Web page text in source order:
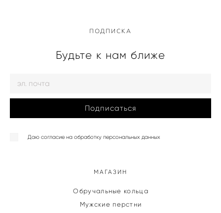
ПОДПИСКА
Будьте к нам ближе
Подписаться
Даю согласие на обработку персональных данных
МАГАЗИН
Обручальные кольца
Мужские перстни